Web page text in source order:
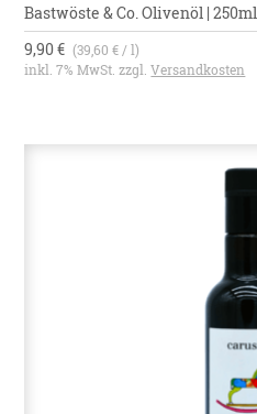
Bastwöste & Co. Olivenöl | 250ml
9,90 € (39,60 € / l)
inkl. 7% MwSt. zzgl.Versandkosten